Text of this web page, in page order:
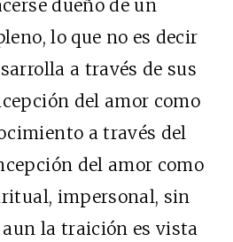
dueño de un
lo que no es decir
a través de sus
del amor como
a través del
del amor como
impersonal, sin
la traición es vista